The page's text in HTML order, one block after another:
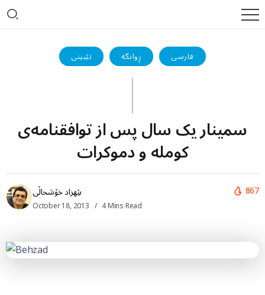
تێبینی ڕوانگە فارسی
سمينار يک سال پس از توافقنامه‌ی
کومله و دموکرات
بێهزاد خۆشحاڵی
October 18, 2013 4 Mins Read
867